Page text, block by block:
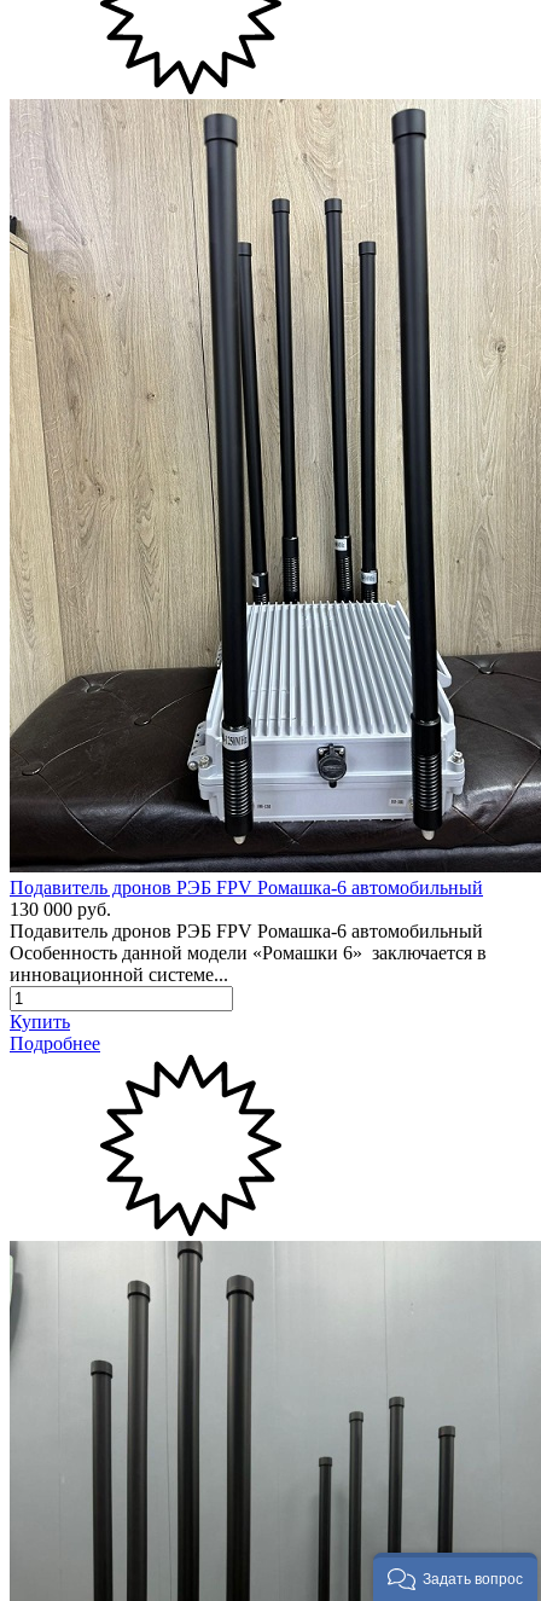
Подавитель дронов РЭБ FPV Ромашка-6 автомобильный
130 000 руб.
Подавитель дронов РЭБ FPV Ромашка-6 автомобильный
Особенность данной модели «Ромашки 6» заключается в
инновационной системе...
Купить
Подробнее
Задать вопрос